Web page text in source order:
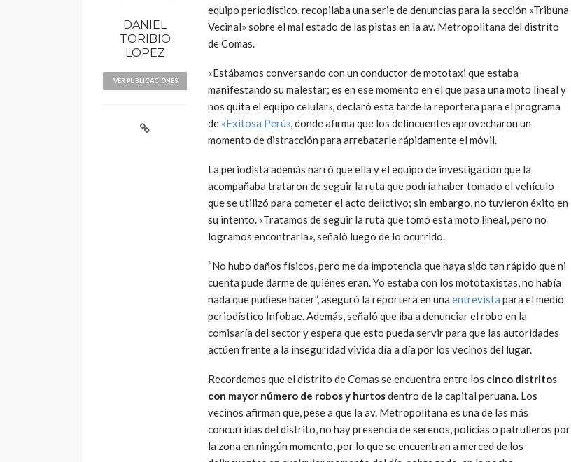
equipo periodístico, recopilaba una serie de denuncias para la sección «Tribuna
Vecinal» sobre el mal estado de las pistas en la av. Metropolitana del distrito
de Comas.
«Estábamos conversando con un conductor de mototaxi que estaba
manifestando su malestar; es en ese momento en el que pasa una moto lineal y
nos quita el equipo celular», declaró esta tarde la reportera para el programa
de «Exitosa Perú», donde afirma que los delincuentes aprovecharon un
momento de distracción para arrebatarle rápidamente el móvil.
La periodista además narró que ella y el equipo de investigación que la
acompañaba trataron de seguir la ruta que podría haber tomado el vehículo
que se utilizó para cometer el acto delictivo; sin embargo, no tuvieron éxito en
su intento. «Tratamos de seguir la ruta que tomó esta moto lineal, pero no
logramos encontrarla», señaló luego de lo ocurrido.
“No hubo daños físicos, pero me da impotencia que haya sido tan rápido que ni
cuenta pude darme de quiénes eran. Yo estaba con los mototaxistas, no había
nada que pudiese hacer”, aseguró la reportera en una entrevista para el medio
periodístico Infobae. Además, señaló que iba a denunciar el robo en la
comisaría del sector y espera que esto pueda servir para que las autoridades
actúen frente a la inseguridad vivida día a día por los vecinos del lugar.
Recordemos que el distrito de Comas se encuentra entre los cinco distritos
con mayor número de robos y hurtosdentro de la capital peruana. Los
vecinos afirman que, pese a que la av. Metropolitana es una de las más
concurridas del distrito, no hay presencia de serenos, policías o patrulleros por
la zona en ningún momento, por lo que se encuentran a merced de los
DANIEL
TORIBIO
LOPEZ
VER PUBLICACIONES